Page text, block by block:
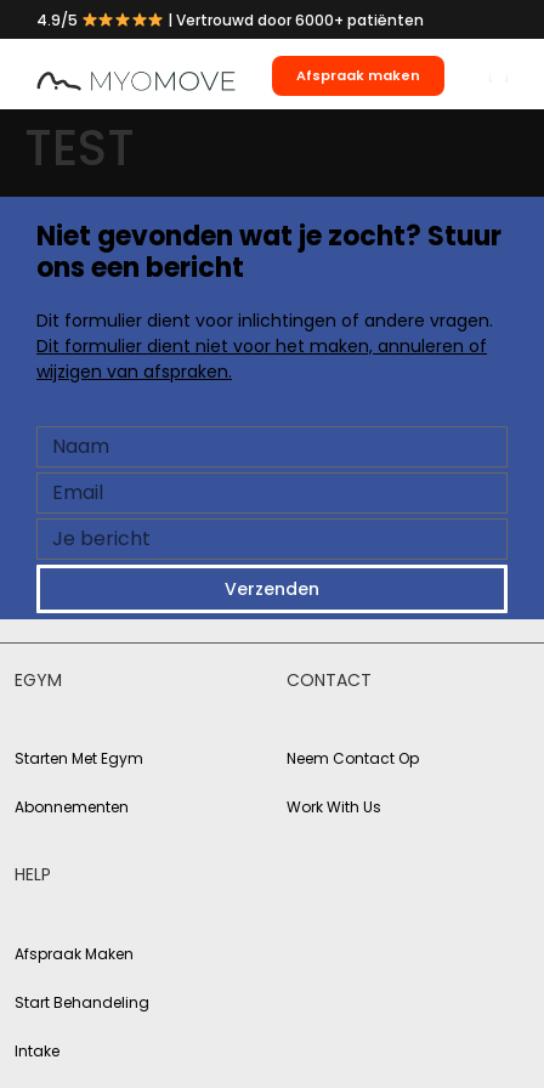
4.9/5 | Vertrouwd door 6000+ patiënten
Afspraak maken
TEST
Niet gevonden wat je zocht? Stuur
ons een bericht
Dit formulier dient voor inlichtingen of andere vragen.
Dit formulier dient niet voor het maken, annuleren of
wijzigen van afspraken.
Verzenden
EGYM
Starten Met Egym
Abonnementen
CONTACT
Neem Contact Op
Work With Us
HELP
Afspraak Maken
Start Behandeling
Intake